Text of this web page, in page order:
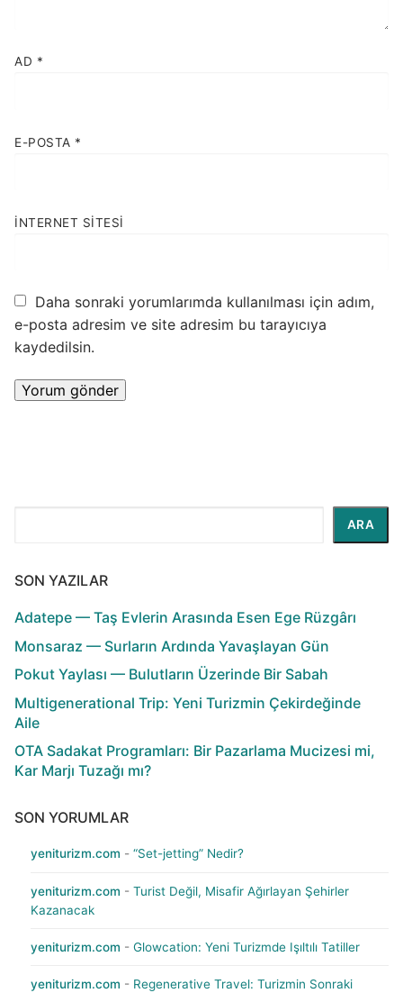
AD *
E-POSTA *
İNTERNET SITESI
Daha sonraki yorumlarımda kullanılması için adım,
e-posta adresim ve site adresim bu tarayıcıya
kaydedilsin.
ARA
SON YAZILAR
Adatepe — Taş Evlerin Arasında Esen Ege Rüzgârı
Monsaraz — Surların Ardında Yavaşlayan Gün
Pokut Yaylası — Bulutların Üzerinde Bir Sabah
Multigenerational Trip: Yeni Turizmin Çekirdeğinde
Aile
OTA Sadakat Programları: Bir Pazarlama Mucizesi mi,
Kar Marjı Tuzağı mı?
SON YORUMLAR
yeniturizm.com - “Set-jetting” Nedir?
yeniturizm.com - Turist Değil, Misafir Ağırlayan Şehirler
Kazanacak
yeniturizm.com - Glowcation: Yeni Turizmde Işıltılı Tatiller
yeniturizm.com - Regenerative Travel: Turizmin Sonraki